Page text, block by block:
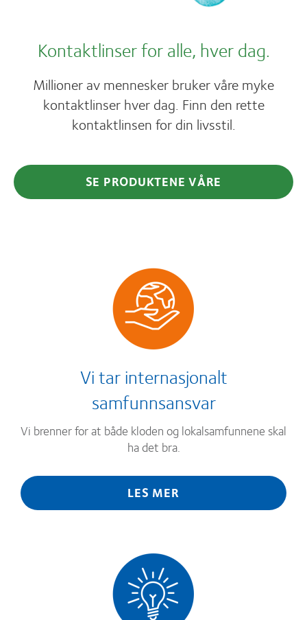
Kontaktlinser for alle, hver dag.
Millioner av mennesker bruker våre myke
kontaktlinser hver dag. Finn den rette
kontaktlinsen for din livsstil.
SE PRODUKTENE VÅRE
Vi tar internasjonalt
samfunnsansvar
Vi brenner for at både kloden og lokalsamfunnene skal
ha det bra.
LES MER